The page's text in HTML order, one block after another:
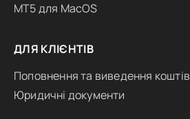
MT5 для MacOS
ДЛЯ КЛІЄНТІВ
Поповнення та виведення коштів
Юридичні документи